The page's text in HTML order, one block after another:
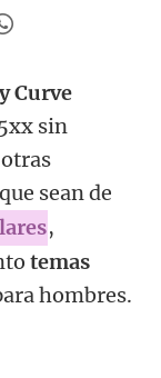
Curve
sin
sean de
,
temas
hombres.